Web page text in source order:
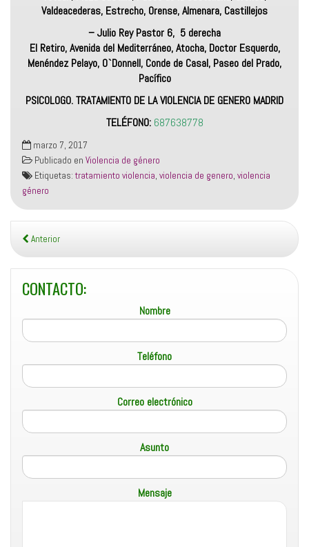
Valdeacederas, Estrecho, Orense, Almenara, Castillejos
– Julio Rey Pastor 6, 5 derecha
El Retiro, Avenida del Mediterráneo, Atocha, Doctor Esquerdo,
Menéndez Pelayo, O`Donnell, Conde de Casal, Paseo del Prado,
Pacífico
PSICOLOGO. TRATAMIENTO DE LA VIOLENCIA DE GENERO MADRID
TELÉFONO: 687638778
marzo 7, 2017
Publicado en Violencia de género
Etiquetas:tratamiento violencia, violencia de genero, violencia
género
Anterior
CONTACTO:
Nombre
Teléfono
Correo electrónico
Asunto
Mensaje